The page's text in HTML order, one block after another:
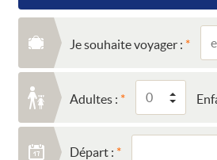
Je souhaite voyager :
Adultes :
Départ :